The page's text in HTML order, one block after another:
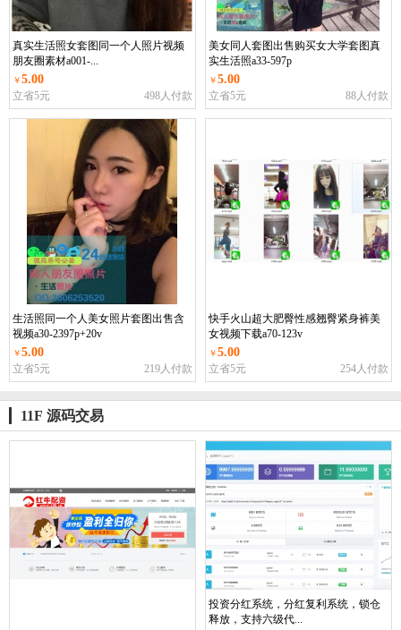
真实生活照女套图同一个人照片视频
朋友圈素材a001-...
￥5.00
立省5元 498人付款
美女同人套图出售购买女大学套图真
实生活照a33-597p
￥5.00
立省5元 88人付款
生活照同一个人美女照片套图出售含
视频a30-2397p+20v
￥5.00
立省5元 219人付款
快手火山超大肥臀性感翘臀紧身裤美
女视频下载a70-123v
￥5.00
立省5元 254人付款
11F 源码交易
投资分红系统，分红复利系统，锁仓
释放，支持六级代...